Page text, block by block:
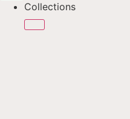
Collections